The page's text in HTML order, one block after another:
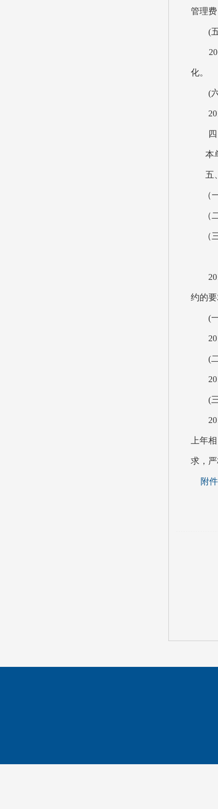
管理
(五)
2018
化。
(六
2018
四
本单
五、
（一
（二
（三
2018
约的
(一)
2018
(二)
2018
(三)
2018
上年
求，
附